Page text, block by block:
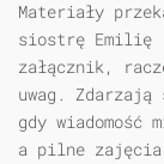
Materiały
siostrę Emilię
załącznik,
uwag.
gdy
a pilne zajęcia